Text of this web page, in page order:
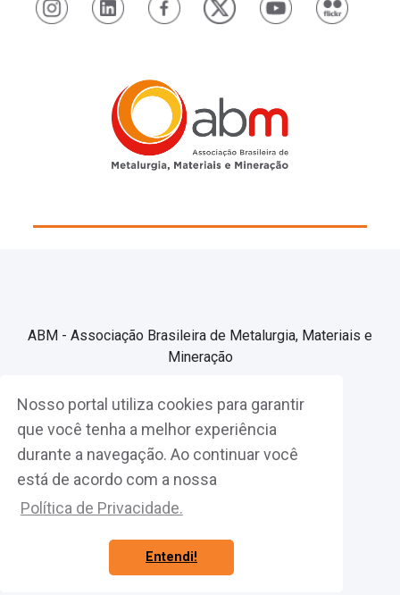
Nosso portal utiliza cookies para garantir
que você tenha a melhor experiência
durante a navegação. Ao continuar você
está de acordo com a nossa
Política de Privacidade.
Entendi!
ABM - Associação Brasileira de Metalurgia, Materiais e
Mineração
Associe-se
Fazer Login